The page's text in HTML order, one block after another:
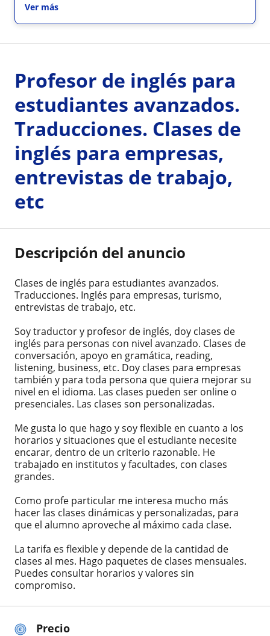
Ver más
Precio
Profesor de inglés para
estudiantes avanzados.
Traducciones. Clases de
inglés para empresas,
entrevistas de trabajo,
etc
Descripción del anuncio
Clases de inglés para estudiantes avanzados.
Traducciones. Inglés para empresas, turismo,
entrevistas de trabajo, etc.
Soy traductor y profesor de inglés, doy clases de
inglés para personas con nivel avanzado. Clases de
conversación, apoyo en gramática, reading,
listening, business, etc. Doy clases para empresas
también y para toda persona que quiera mejorar su
nivel en el idioma. Las clases pueden ser online o
presenciales. Las clases son personalizadas.
Me gusta lo que hago y soy flexible en cuanto a los
horarios y situaciones que el estudiante necesite
encarar, dentro de un criterio razonable. He
trabajado en institutos y facultades, con clases
grandes.
Como profe particular me interesa mucho más
hacer las clases dinámicas y personalizadas, para
que el alumno aproveche al máximo cada clase.
La tarifa es flexible y depende de la cantidad de
clases al mes. Hago paquetes de clases mensuales.
Puedes consultar horarios y valores sin
compromiso.